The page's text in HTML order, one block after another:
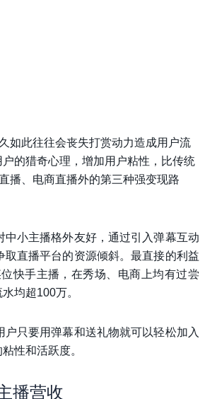
如此往往会丧失打赏动力造成用户流
的猎奇心理，增加用户粘性，比传统
播、电商直播外的第三种强变现路
小主播格外友好，通过引入弹幕互动
直播平台的资源倾斜。最直接的利益
快手主播，在秀场、电商上均有过尝
均超100万。
只要用弹幕和送礼物就可以轻松加入
性和活跃度。
播营收